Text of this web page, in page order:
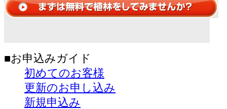
■お申込みガイド
初めてのお客様
更新のお申し込み
新規申込み